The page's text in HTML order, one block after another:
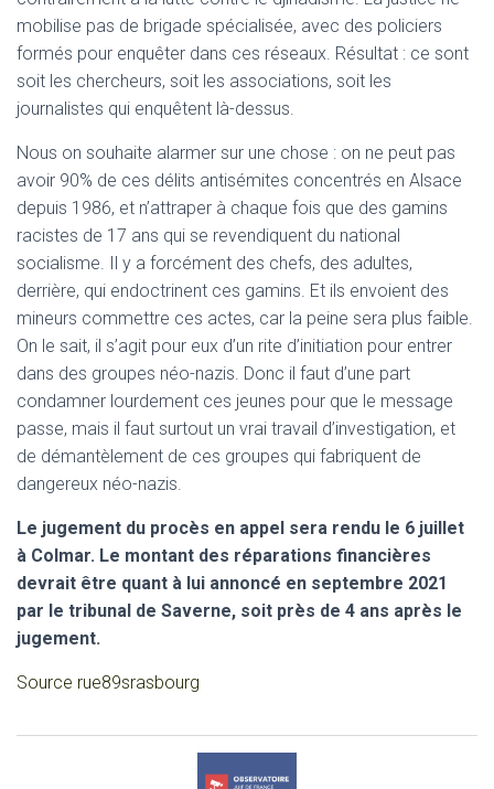
mobilise pas de brigade spécialisée, avec des policiers
formés pour enquêter dans ces réseaux. Résultat : ce sont
soit les chercheurs, soit les associations, soit les
journalistes qui enquêtent là-dessus.
Nous on souhaite alarmer sur une chose : on ne peut pas
avoir 90% de ces délits antisémites concentrés en Alsace
depuis 1986, et n’attraper à chaque fois que des gamins
racistes de 17 ans qui se revendiquent du national
socialisme. Il y a forcément des chefs, des adultes,
derrière, qui endoctrinent ces gamins. Et ils envoient des
mineurs commettre ces actes, car la peine sera plus faible.
On le sait, il s’agit pour eux d’un rite d’initiation pour entrer
dans des groupes néo-nazis. Donc il faut d’une part
condamner lourdement ces jeunes pour que le message
passe, mais il faut surtout un vrai travail d’investigation, et
de démantèlement de ces groupes qui fabriquent de
dangereux néo-nazis.
Le jugement du procès en appel sera rendu le 6 juillet
à Colmar. Le montant des réparations financières
devrait être quant à lui annoncé en septembre 2021
par le tribunal de Saverne, soit près de 4 ans après le
jugement.
Source rue89srasbourg